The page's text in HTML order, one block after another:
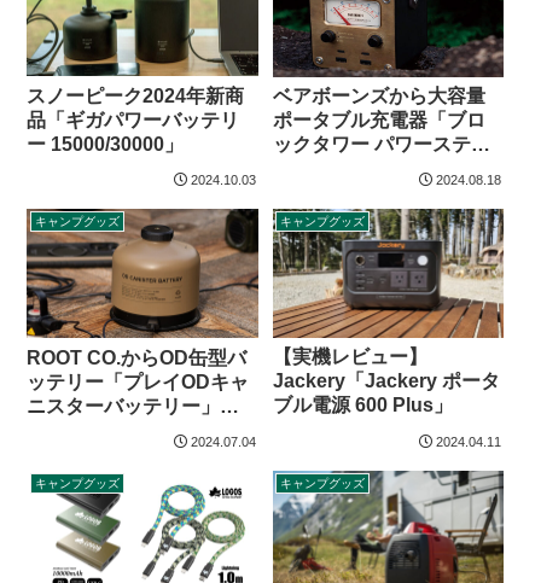
スノーピーク2024年新商
品「ギガパワーバッテリ
ー 15000/30000」
2024.10.03
ベアボーンズから大容量
ポータブル充電器「ブロ
ックタワー パワーステー
2024.08.18
キャンプグッズ
ROOT CO.からOD缶型バ
ッテリー「プレイODキャ
ニスターバッテリー」登
2024.07.04
キャンプグッズ
【実機レビュー】
Jackery「Jackery ポータ
ブル電源 600 Plus」
2024.04.11
キャンプグッズ キャンプグッズ